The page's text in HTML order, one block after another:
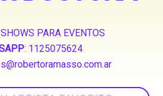
PARA EVENTOS
: 1125075624